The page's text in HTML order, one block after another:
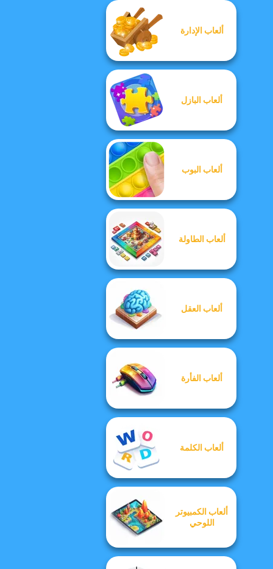
ألعاب الإدارة
ألعاب البازل
ألعاب البوب
ألعاب الطاولة
ألعاب العقل
ألعاب الفأرة
ألعاب الكلمة
ألعاب الكمبيوتر
اللوحي